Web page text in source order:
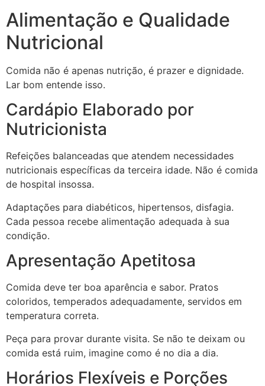
Alimentação e Qualidade
Nutricional
Comida não é apenas nutrição, é prazer e dignidade.
Lar bom entende isso.
Cardápio Elaborado por
Nutricionista
Refeições balanceadas que atendem necessidades
nutricionais específicas da terceira idade. Não é comida
de hospital insossa.
Adaptações para diabéticos, hipertensos, disfagia.
Cada pessoa recebe alimentação adequada à sua
condição.
Apresentação Apetitosa
Comida deve ter boa aparência e sabor. Pratos
coloridos, temperados adequadamente, servidos em
temperatura correta.
Peça para provar durante visita. Se não te deixam ou
comida está ruim, imagine como é no dia a dia.
Horários Flexíveis e Porções